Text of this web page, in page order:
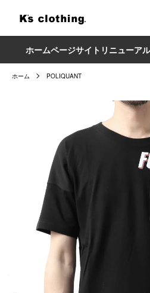
ホームページサイトリニューアル
ホーム POLIQUANT